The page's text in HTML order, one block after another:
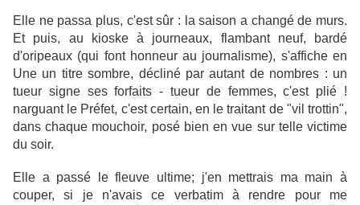
Elle ne passa plus, c'est sûr : la saison a changé de murs.
Et puis, au kioske à journeaux, flambant neuf, bardé
d'oripeaux (qui font honneur au journalisme), s'affiche en
Une un titre sombre, décliné par autant de nombres : un
tueur signe ses forfaits - tueur de femmes, c'est plié !
narguant le Préfet, c'est certain, en le traitant de "vil trottin",
dans chaque mouchoir, posé bien en vue sur telle victime
du soir.
Elle a passé le fleuve ultime; j'en mettrais ma main à
couper, si je n'avais ce verbatim à rendre pour me